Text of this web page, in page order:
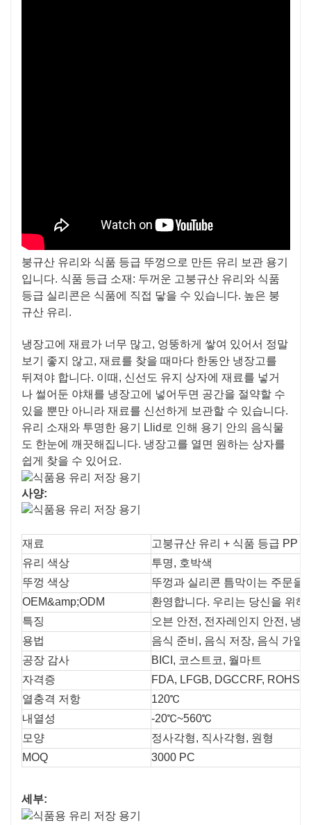
붕규산 유리와 식품 등급 뚜껑으로 만든 유리 보관 용기
입니다. 식품 등급 소재: 두꺼운 고붕규산 유리와 식품
등급 실리콘은 식품에 직접 닿을 수 있습니다. 높은 붕
규산 유리.
냉장고에 재료가 너무 많고, 엉뚱하게 쌓여 있어서 정말
보기 좋지 않고, 재료를 찾을 때마다 한동안 냉장고를
뒤져야 합니다. 이때, 신선도 유지 상자에 재료를 넣거
나 썰어둔 야채를 냉장고에 넣어두면 공간을 절약할 수
있을 뿐만 아니라 재료를 신선하게 보관할 수 있습니다.
유리 소재와 투명한 용기 Llid로 인해 용기 안의 음식물
도 한눈에 깨끗해집니다. 냉장고를 열면 원하는 상자를
쉽게 찾을 수 있어요.
사양:
재료
고붕규산 유리 + 식품 등급 PP
유리 색상
투명, 호박색
뚜껑 색상
뚜껑과 실리콘 틈막이는 주문을
OEM&amp;ODM
환영합니다. 우리는 당신을 위
특징
오븐 안전, 전자레인지 안전, 냉
용법
음식 준비, 음식 저장, 음식 가열
공장 감사
BICI, 코스트코, 월마트
자격증
FDA, LFGB, DGCCRF, ROHS,
열충격 저항
120℃
내열성
-20℃~560℃
모양
정사각형, 직사각형, 원형
MOQ
3000 PC
세부: